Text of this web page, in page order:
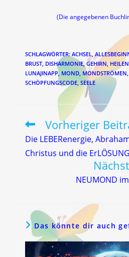
(Die angegebenen
SCHLAGWÖRTER: ACHSEL,
BRUST, DISHARMONIE, GEHIRN, HEILEN
LUNAJINAPP, MOND, MONDSTRÖMEN,
SCHÖPFUNGSCODE, SEELE
Weitere
ansehen
Vorheriger
Die LEBERenergie,
Christus und die
NEUMOND
Das könnte dir auch